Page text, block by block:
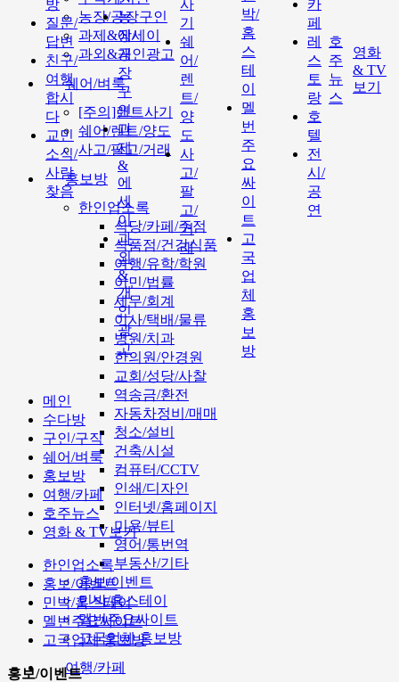
농장/공장구인
과제&에세이
과외&개인광고
쉐어/벼룩
[주의]랜트사기
쉐어/렌트/양도
사고/팔고/거래
홍보방
한인업소록
식당/카페/주점
식품점/건강식품
여행/유학/학원
이민/법률
세무/회계
이사/택배/물류
병원/치과
한의원/안경원
교회/성당/사찰
역송금/환전
자동차정비/매매
청소/설비
건축/시설
컴퓨터/CCTV
인쇄/디자인
인터넷/홈페이지
미용/뷰티
영어/통번역
부동산/기타
홍보/이벤트
민박/홈스테이
멜번주요싸이트
고국업체 홍보방
여행/카페
방
질문/
답변
친구/
여행
합시
다
교민
소식/
사람
찾음
농
장/
공
장
구
인
과
제
&
에
세
이
과
외
&
개
인
광
고
사
기
쉐
어/
렌
트/
양
도
사
고/
팔
고/
거
래
박/
홈
스
테
이
멜
번
주
요
싸
이
트
고
국
업
체
홍
보
방
카
페
레
스
토
랑
호
텔
전
시/
공
연
호
주
뉴
스
영화
& TV
보기
메인
수다방
구인/구직
쉐어/벼룩
홍보방
여행/카페
호주뉴스
영화 & TV보기
한인업소록
홍보/이벤트
민박/홈스테이
멜번주요싸이트
고국업체 홍보방
홍보/이벤트